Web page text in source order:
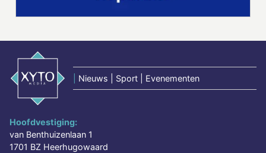
Nieuws | Sport | Evenementen
Hoofdvestiging:
van Benthuizenlaan 1
1701 BZ Heerhugowaard